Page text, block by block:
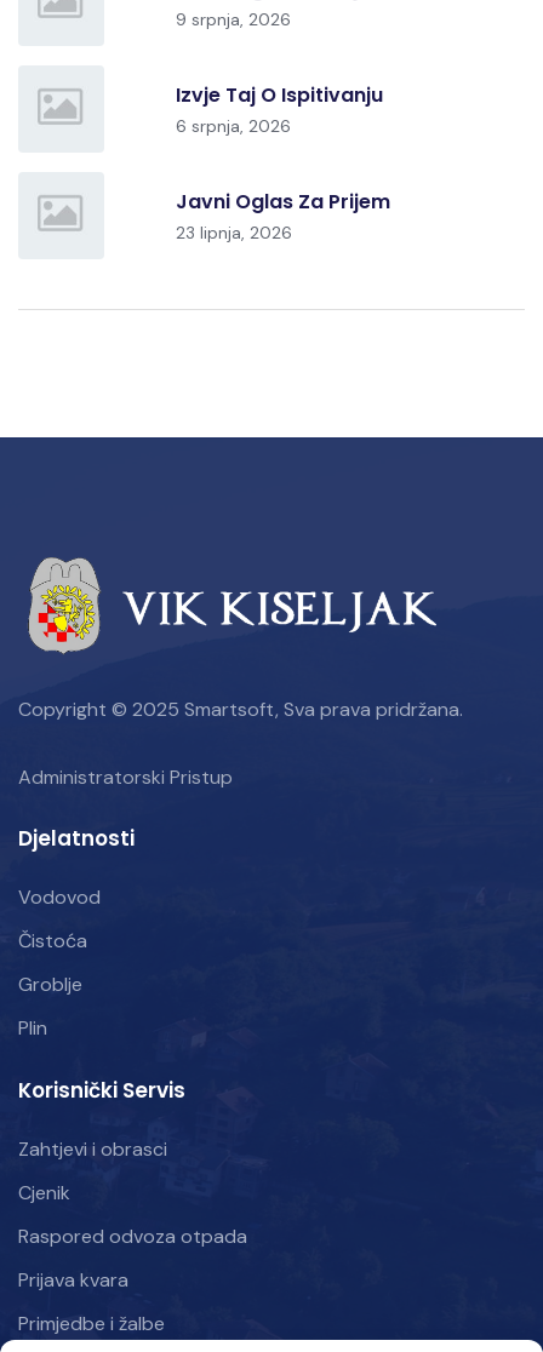
9 srpnja, 2026
Izvje Taj O Ispitivanju
6 srpnja, 2026
Javni Oglas Za Prijem
23 lipnja, 2026
Copyright © 2025 Smartsoft, Sva prava pridržana.
Administratorski Pristup
Djelatnosti
Vodovod
Čistoća
Groblje
Plin
Korisnički Servis
Zahtjevi i obrasci
Cjenik
Raspored odvoza otpada
Prijava kvara
Primjedbe i žalbe